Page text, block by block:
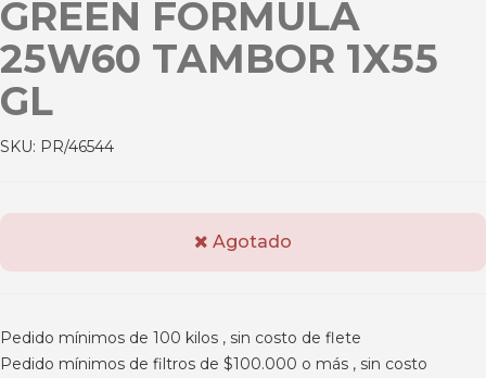
GREEN FORMULA
25W60 TAMBOR 1X55
GL
SKU: PR/46544
Agotado
Pedido mínimos de 100 kilos , sin costo de flete
Pedido mínimos de filtros de $100.000 o más , sin costo